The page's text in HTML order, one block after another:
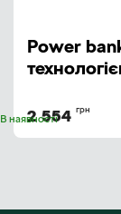
Power
зарядки
10000
2 554 грн
В наявності